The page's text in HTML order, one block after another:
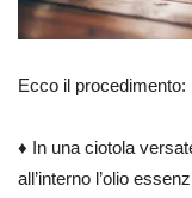
Ecco il procedimento:
♦ In una ciotola
all’interno l’olio